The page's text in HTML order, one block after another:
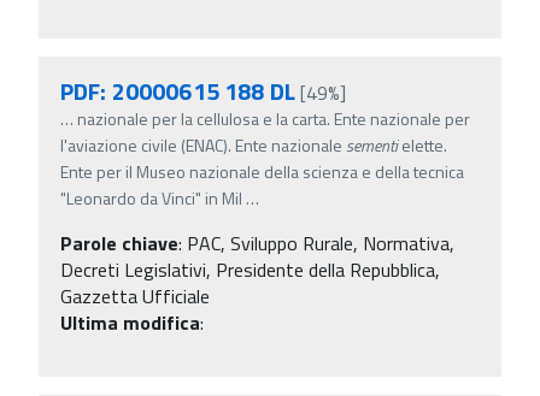
PDF: 20000615 188 DL[49%]
… nazionale per la cellulosa e la carta. Ente nazionale per
l'aviazione civile (ENAC). Ente nazionale sementielette.
Ente per il Museo nazionale della scienza e della tecnica
"Leonardo da Vinci" in Mil …
Parole chiave: PAC, Sviluppo Rurale, Normativa,
Decreti Legislativi, Presidente della Repubblica,
Gazzetta Ufficiale
Ultima modifica: